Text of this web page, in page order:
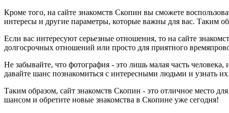
Кроме того, на сайте знакомств Скопин вы сможете
интересы и другие параметры, которые важны для вас. Таким
Если вас интересуют серьезные отношения, то на сайте
долгосрочных отношений или просто для приятного
Не забывайте, что фотография - это лишь малая часть
давайте шанс познакомиться с интересными людьми и узнать
Таким образом, сайт знакомств Скопин - это отличное место
шансом и обретите новые знакомства в Скопине уже сегодня!